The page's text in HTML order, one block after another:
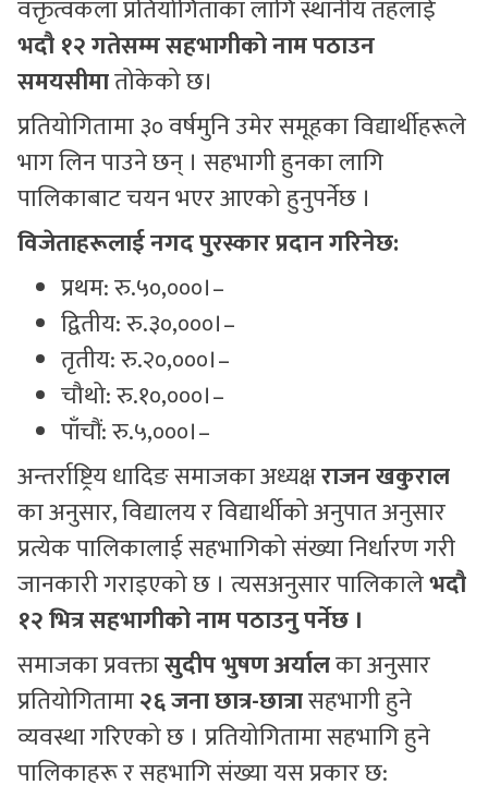
वक्तृत्वकला प्रतियोगिताका लागि स्थानीय तहलाई
भदौ १२ गतेसम्म सहभागीको नाम पठाउन
समयसीमातोकेको छ।
प्रतियोगितामा ३० वर्षमुनि उमेर समूहका विद्यार्थीहरूले
भाग लिन पाउने छन् । सहभागी हुनका लागि
पालिकाबाट चयन भएर आएको हुनुपर्नेछ ।
विजेताहरूलाई नगद पुरस्कार प्रदान गरिनेछ:
प्रथम: रु.५०,०००।–
द्वितीय: रु.३०,०००।–
तृतीय: रु.२०,०००।–
चौथो: रु.१०,०००।–
पाँचौं: रु.५,०००।–
अन्तर्राष्ट्रिय धादिङ समाजका अध्यक्षराजन खकुराल
का अनुसार, विद्यालय र विद्यार्थीको अनुपात अनुसार
प्रत्येक पालिकालाई सहभागिको संख्या निर्धारण गरी
जानकारी गराइएको छ । त्यसअनुसार पालिकालेभदौ
१२ भित्र सहभागीको नाम पठाउनु पर्नेछ ।
समाजका प्रवक्तासुदीप भुषण अर्यालका अनुसार
प्रतियोगितामा२६ जना छात्र-छात्रासहभागी हुने
व्यवस्था गरिएको छ । प्रतियोगितामा सहभागि हुने
पालिकाहरू र सहभागि संख्या यस प्रकार छ: